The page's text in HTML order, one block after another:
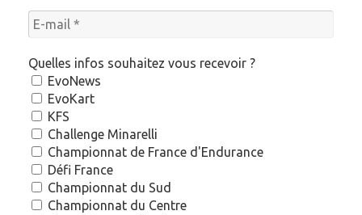
Quelles infos souhaitez vous recevoir ?
EvoNews
EvoKart
KFS
Challenge Minarelli
Championnat de France d'Endurance
Défi France
Championnat du Sud
Championnat du Centre